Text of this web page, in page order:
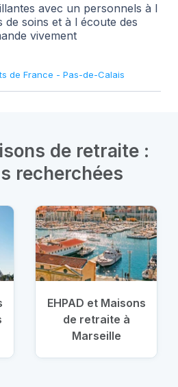
avec un personnels à l
de soins et à l écoute des
vivement
de France - Pas-de-Calais
de retraite :
recherchées
EHPAD et Maisons
de retraite à
Marseille